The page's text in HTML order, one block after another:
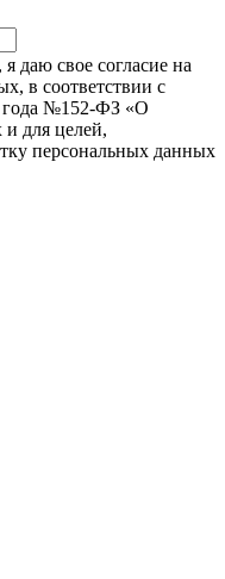
даю свое согласие на
в соответствии с
года №152-ФЗ «О
для целей,
персональных данных